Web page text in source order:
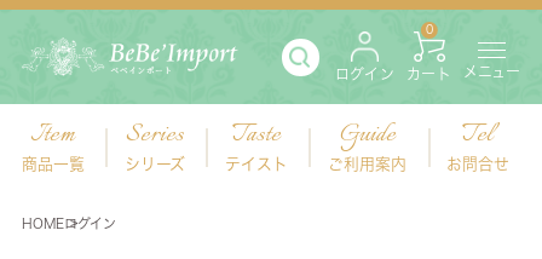
ログイン カート
0
メニュー
Item
商品一覧
Series
シリーズ
Taste
テイスト
Guide
ご利用案内
Tel
お問合せ
HOMEログイン